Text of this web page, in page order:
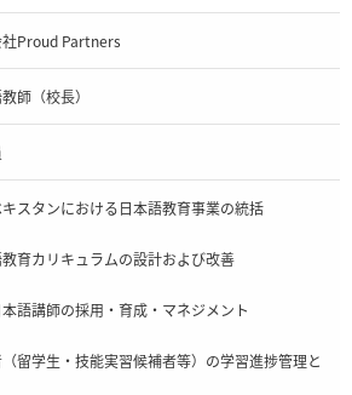
Proud Partners
師（校長）
スタンにおける日本語教育事業の統括
教育カリキュラムの設計および改善
語講師の採用・育成・マネジメント
留学生・技能実習候補者等）の学習進捗管理と